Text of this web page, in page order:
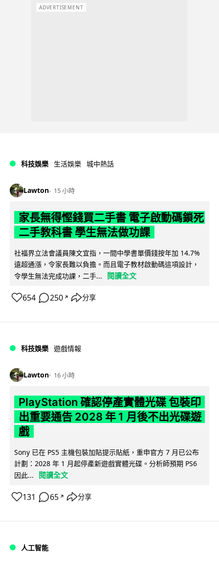
ADVERTISEMENT
科技娛樂 生活娛樂 城中熱話
Lawton 15 小時
家長無得慳錢買二手書 電子啟動碼鎖死
二手教科書 學生無法做功課
社福界立法會議員陳文宜指，一間中學書單價錢按年加 14.7%
遠超通漲，令家長難以負擔。而且電子教材啟動碼這項設計，
令學生無法完成功課，二手...
閱讀全文
654 250 ↗ 分享
科技娛樂 遊戲情報
Lawton 16 小時
PlayStation 確認停產實體光碟 包裝印
出重要通告 2028 年 1 月後不出光碟遊
戲
Sony 已在 PS5 主機包裝加貼提示貼紙，重申官方 7 月已公布
計劃：2028 年 1 月起停產新遊戲實體光碟。分析師預期 PS6
因此...
閱讀全文
131 65 ↗ 分享
人工智能